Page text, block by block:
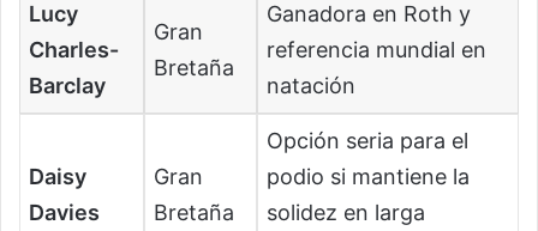
Lucy
Charles-
Barclay
Gran
Bretaña
Ganadora en Roth y
referencia mundial en
natación
Daisy
Davies
Gran
Bretaña
Opción seria para el
podio si mantiene la
solidez en larga